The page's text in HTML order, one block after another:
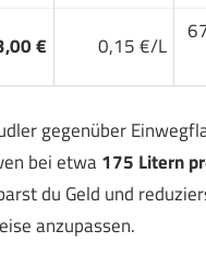
€ 0,15 €/L
gegenüber
bei etwa175 Litern
du Geld und
anzupassen.